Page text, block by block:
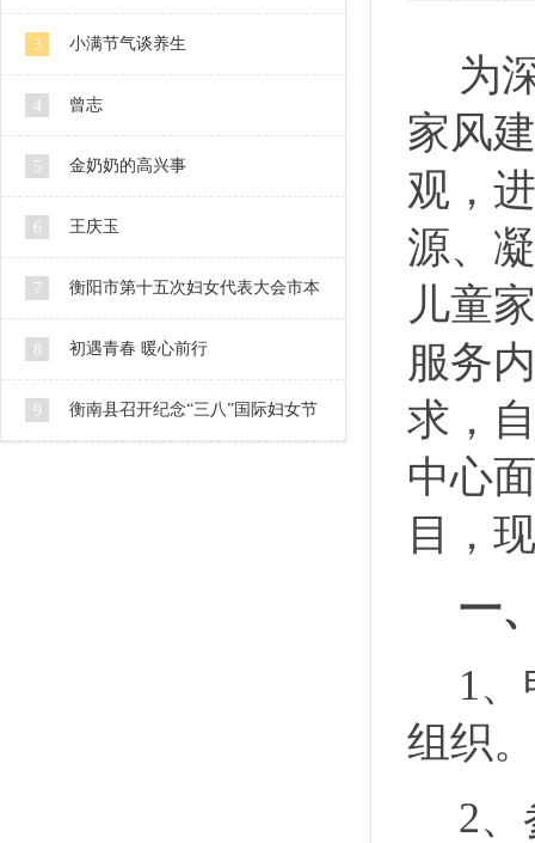
3 小满节气谈养生
4 曾志
5 金奶奶的高兴事
6 王庆玉
7 衡阳市第十五次妇女代表大会市本
级代表人选公示
8 初遇青春 暖心前行
9 衡南县召开纪念“三八”国际妇女节
为
家风
观，
源、
儿童
服务
求，
中心
目，
一
1
组织。
2